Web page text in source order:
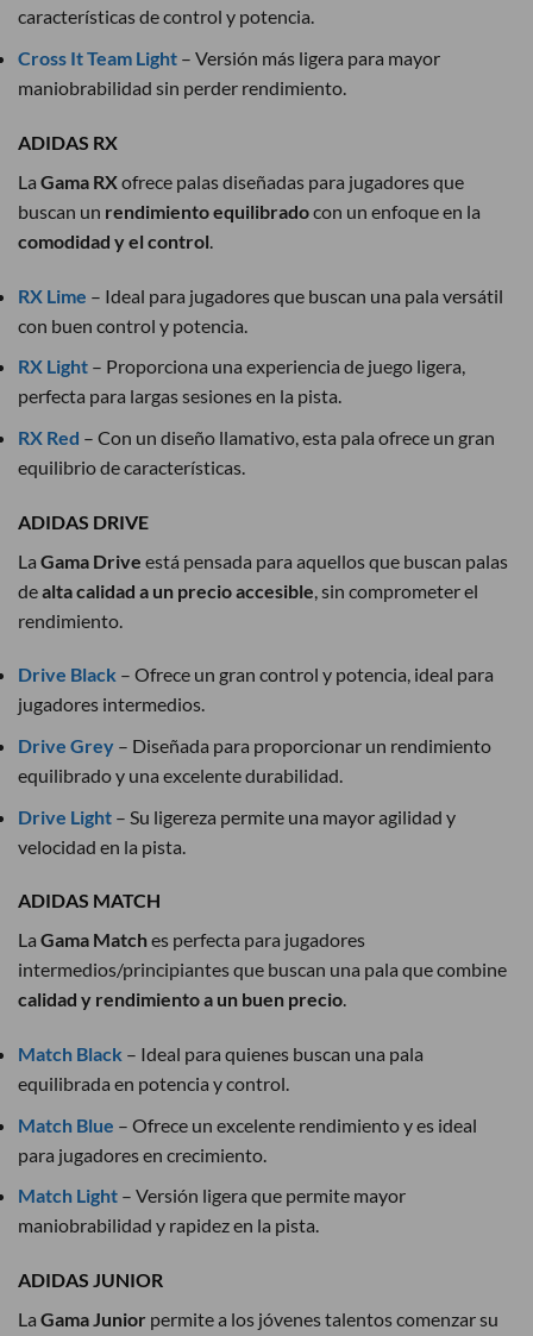
características de control y potencia.
Cross It Team Light – Versión más ligera para mayor
maniobrabilidad sin perder rendimiento.
ADIDAS RX
La Gama RXofrece palas diseñadas para jugadores que
buscan un rendimiento equilibradocon un enfoque en la
comodidad y el control.
RX Lime – Ideal para jugadores que buscan una pala versátil
con buen control y potencia.
RX Light – Proporciona una experiencia de juego ligera,
perfecta para largas sesiones en la pista.
RX Red – Con un diseño llamativo, esta pala ofrece un gran
equilibrio de características.
ADIDAS DRIVE
La Gama Drive está pensada para aquellos que buscan palas
dealta calidad a un precio accesible , sin comprometer el
rendimiento.
Drive Black – Ofrece un gran control y potencia, ideal para
jugadores intermedios.
Drive Grey – Diseñada para proporcionar un rendimiento
equilibrado y una excelente durabilidad.
Drive Light – Su ligereza permite una mayor agilidad y
velocidad en la pista.
ADIDAS MATCH
La Gama Matches perfecta para jugadores
intermedios/principiantes que buscan una pala que combine
calidad y rendimiento a un buen precio.
Match Black – Ideal para quienes buscan una pala
equilibrada en potencia y control.
Match Blue – Ofrece un excelente rendimiento y es ideal
para jugadores en crecimiento.
Match Light – Versión ligera que permite mayor
maniobrabilidad y rapidez en la pista.
ADIDAS JUNIOR
La Gama Junior permite a los jóvenes talentos comenzar su